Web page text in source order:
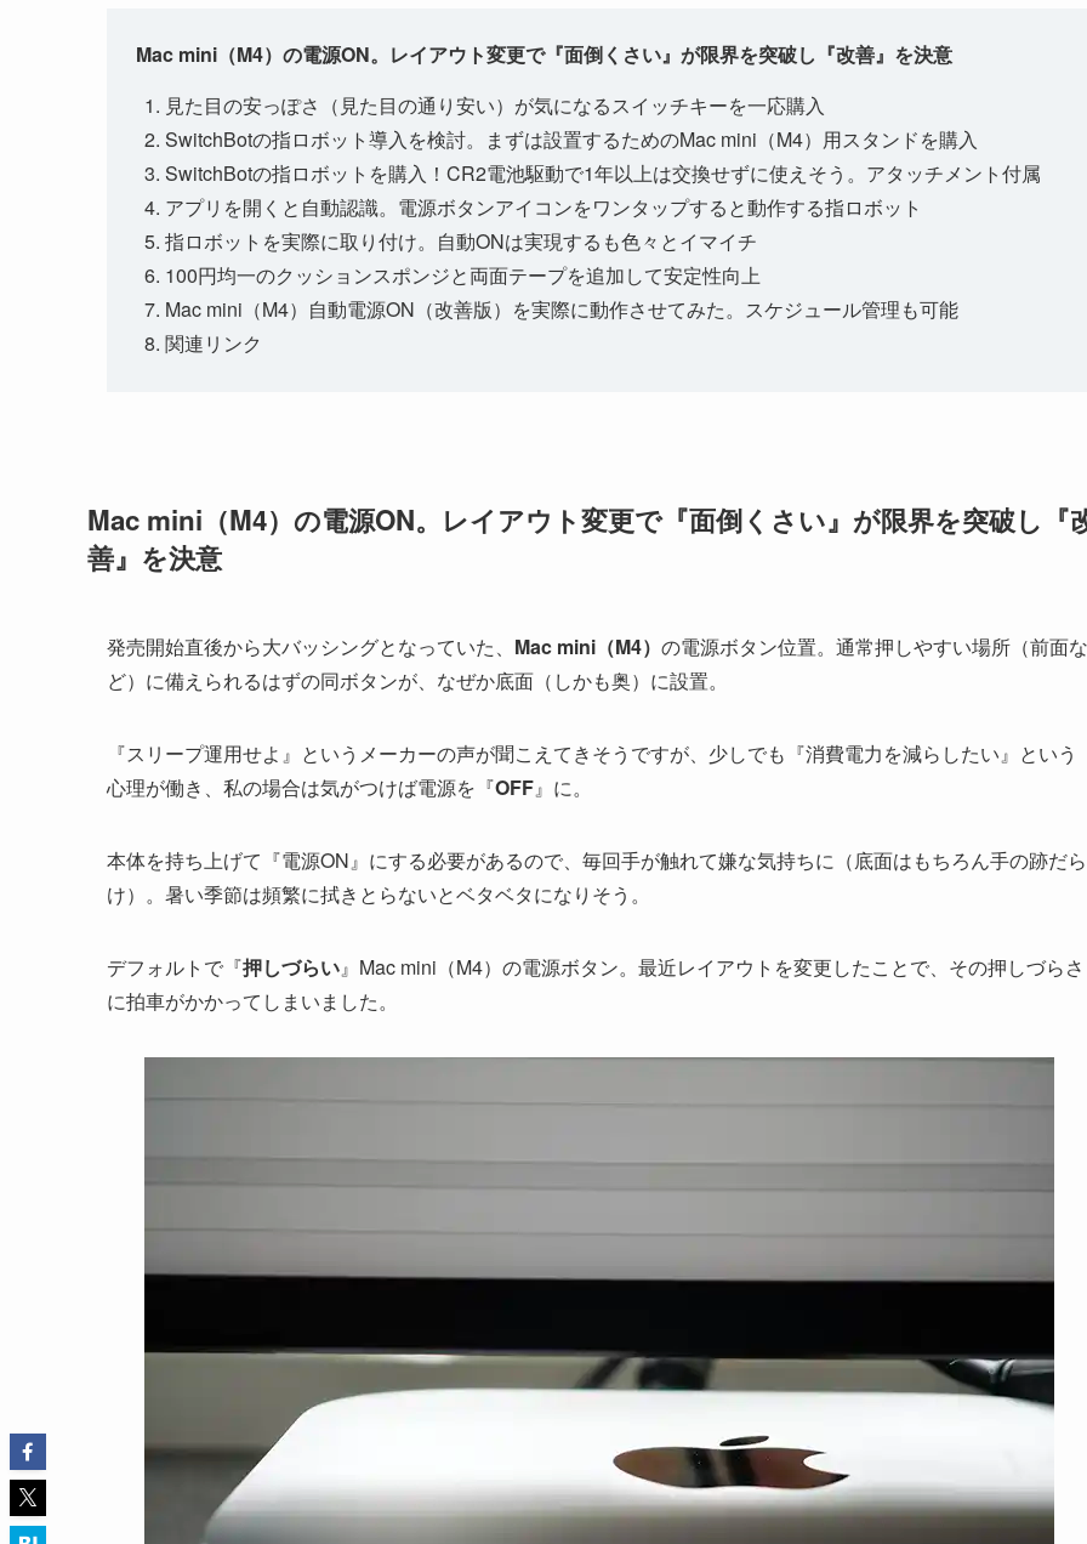
Mac mini（M4）の電源ON。レイアウト変更で『面倒くさい』が限界を突破し『改善』を決意
見た目の安っぽさ（見た目の通り安い）が気になるスイッチキーを一応購入
SwitchBotの指ロボット導入を検討。まずは設置するためのMac mini（M4）用スタンドを購入
SwitchBotの指ロボットを購入！CR2電池駆動で1年以上は交換せずに使えそう。アタッチメント付属
アプリを開くと自動認識。電源ボタンアイコンをワンタップすると動作する指ロボット
指ロボットを実際に取り付け。自動ONは実現するも色々とイマイチ
100円均一のクッションスポンジと両面テープを追加して安定性向上
Mac mini（M4）自動電源ON（改善版）を実際に動作させてみた。スケジュール管理も可能
関連リンク
Mac mini（M4）の電源ON。レイアウト変更で『面倒くさい』が限界を突破し『
善』を決意
発売開始直後から大バッシングとなっていた、 Mac mini（M4） の電源ボタン位置。通常押しやすい場所（前面な
ど）に備えられるはずの同ボタンが、なぜか底面（しかも奥）に設置。
『スリープ運用せよ』というメーカーの声が聞こえてきそうですが、少しでも『消費電力を減らしたい』という
心理が働き、私の場合は気がつけば電源を『OFF』に。
本体を持ち上げて『電源ON』にする必要があるので、毎回手が触れて嫌な気持ちに（底面はもちろん手の跡だら
け）。暑い季節は頻繁に拭きとらないとベタベタになりそう。
デフォルトで『押しづらい』Mac mini（M4）の電源ボタン。最近レイアウトを変更したことで、その押しづらさ
に拍車がかかってしまいました。